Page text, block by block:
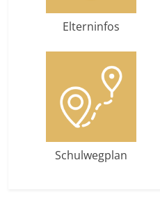
Elterninfos
Schulwegplan